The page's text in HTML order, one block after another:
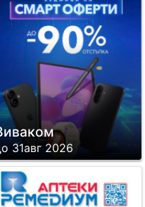
31авг 2026